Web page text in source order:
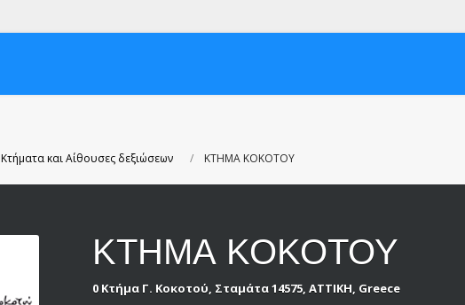
Κτήματα και Αίθουσες δεξιώσεων ΚΤΗΜΑ ΚΟΚΟΤΟΥ
ΚΤΗΜΑ ΚΟΚΟΤΟΥ
0 Κτήμα Γ. Κοκοτού, Σταμάτα 14575, ΑΤΤΙΚΗ, Greece